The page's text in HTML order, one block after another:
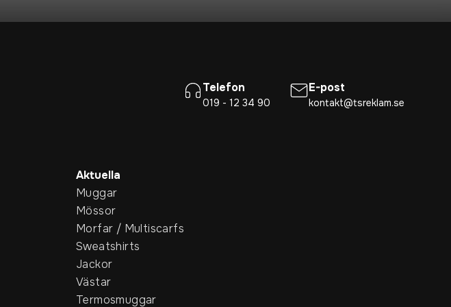
Telefon
019 - 12 34 90
E-post
kontakt@tsreklam.se
Aktuella
Muggar
Mössor
Morfar / Multiscarfs
Sweatshirts
Jackor
Västar
Termosmuggar